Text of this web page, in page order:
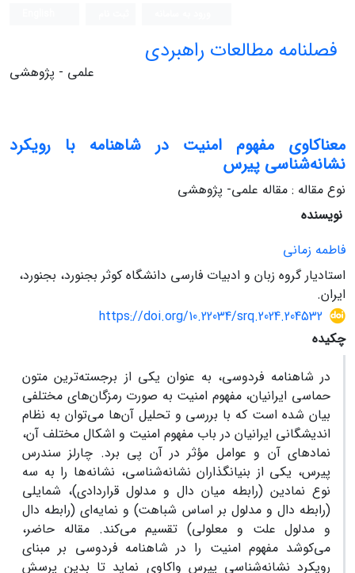
فصلنامه مطالعات راهبردی
علمی - پژوهشی
معناکاوی مفهوم امنیت در شاهنامه با رویکرد
نشانه‌شناسی پیرس
نوع مقاله : مقاله علمی- پژوهشی
نویسنده
فاطمه زمانی
استادیار گروه زبان و ادبیات فارسی دانشگاه کوثر بجنورد، بجنورد،
ایران.
https://doi.org/10.22034/srq.2024.204532
چکیده
در شاهنامه فردوسی، به عنوان یکی از برجسته‌ترین متون
حماسی ایرانیان، مفهوم امنیت به صورت رمزگان‌های مختلفی
بیان شده است که با بررسی و تحلیل آن‌ها می‌توان به نظام
اندیشگانی ایرانیان در باب مفهوم امنیت و اشکال مختلف آن،
نمادهای آن و عوامل مؤثر در آن پی برد. چارلز سندرس
پیرس، یکی از بنیانگذاران نشانه‌شناسی، نشانه‌ها را به سه
نوع نمادین (رابطه میان دال و مدلول قراردادی)، شمایلی
(رابطه دال و مدلول بر اساس شباهت) و نمایه‌ای (رابطه دال
و مدلول علت و معلولی) تقسیم می‌کند. مقاله حاضر،
می‌کوشد مفهوم امنیت را در شاهنامه فردوسی بر مبنای
رویکرد نشانه‌شناسی پیرس واکاوی نماید تا بدین پرسش